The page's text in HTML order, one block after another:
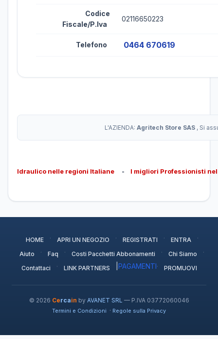
Codice
Fiscale/P.Iva
02116650223
Telefono 0464 670619
L'AZIENDA: Agritech Store SAS , Si
Idraulico nelle regioni Italiane - I migliori Professionisti
HOME · APRI UN NEGOZIO · REGISTRATI · ENTRA ·
Aiuto · Faq · Costi Pacchetti Abbonamenti · Chi Siamo ·
Contattaci · LINK PARTNERS PAGAMENTI· PROMUOVI
© 2026 Cercain by AVANET SRL — P.IVA 03772060046
Termini e Condizioni · Regole sulla Privacy